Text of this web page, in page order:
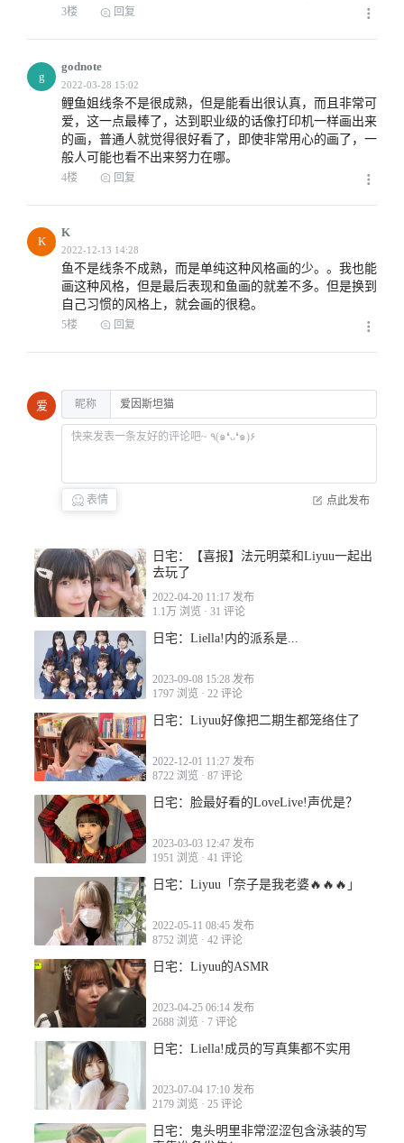
2022-03-28 07:45
2022-03-28 11:46
2022-03-28 13:16
3楼 回复
g
godnote
2022-03-28 15:02
鲤鱼姐线条不是很成熟，但是能看出很认真，而且非常可
爱，这一点最棒了，达到职业级的话像打印机一样画出来
的画，普通人就觉得很好看了，即使非常用心的画了，一
般人可能也看不出来努力在哪。
4楼 回复
K
K
2022-12-13 14:28
鱼不是线条不成熟，而是单纯这种风格画的少。。我也能
画这种风格，但是最后表现和鱼画的就差不多。但是换到
自己习惯的风格上，就会画的很稳。
5楼 回复
爱 昵称
表情 点此发布
日宅：【喜报】法元明菜和Liyuu一起出
去玩了
2022-04-20 11:17 发布
1.1万 浏览 · 31 评论
日宅：Liella!内的派系是...
2023-09-08 15:28 发布
1797 浏览 · 22 评论
日宅：Liyuu好像把二期生都笼络住了
2022-12-01 11:27 发布
8722 浏览 · 87 评论
日宅：脸最好看的LoveLive!声优是？
2023-03-03 12:47 发布
1951 浏览 · 41 评论
日宅：Liyuu「奈子是我老婆🔥🔥🔥」
2022-05-11 08:45 发布
8752 浏览 · 42 评论
日宅：Liyuu的ASMR
2023-04-25 06:14 发布
2688 浏览 · 7 评论
日宅：Liella!成员的写真集都不实用
2023-07-04 17:10 发布
2179 浏览 · 25 评论
日宅：鬼头明里非常涩涩包含泳装的写